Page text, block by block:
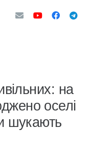
на
оселі
шукають